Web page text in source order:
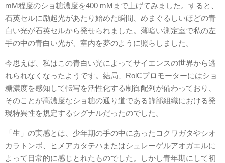
mM程度のショ糖濃度を400 mMまで上げてみました。すると、
石英セルに励起光があたり始めた瞬間、めまぐるしいほどの青
白い光が石英セルから発せられました。薄暗い測定室で私の左
手の中の青白い光が、室内を夢のように照らしました。
今思えば、私はこの青白い光によってサイエンスの世界から逃
れられなくなったようです。結局、RolCプロモーターにはショ
糖濃度を感知して転写を活性化する制御配列が備わっており、
そのことが高濃度なショ糖の通り道である篩部組織における発
現特異性を規定するシグナルだったのでした。
「生」の実感とは、少年期の手の中にあったコクワガタやシオ
カラトンボ、ヒメアカタテハまたはシュレーゲルアオガエルに
よって日常的に感じとれたものでした。しかし青年期にして初